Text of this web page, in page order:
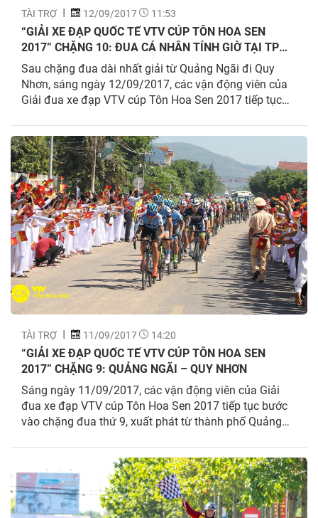
TÀI TRỢ 12/09/2017 11:53
“GIẢI XE ĐẠP QUỐC TẾ VTV CÚP TÔN HOA SEN
2017” CHẶNG 10: ĐUA CÁ NHÂN TÍNH GIỜ TẠI TP
QUY NHƠN THẦN TỐC PHÂN TRANH
Sau chặng đua dài nhất giải từ Quảng Ngãi đi Quy
Nhơn, sáng ngày 12/09/2017, các vận động viên của
Giải đua xe đạp VTV cúp Tôn Hoa Sen 2017 tiếp tục
giờ chạy dọc bờ biển thành phố Quy Nhơn từ đường
Xuân Diệu và kết thúc tại quảng trường Nguyễn Tất
Thành với độ dài 10km.
TÀI TRỢ 11/09/2017 14:20
“GIẢI XE ĐẠP QUỐC TẾ VTV CÚP TÔN HOA SEN
2017” CHẶNG 9: QUẢNG NGÃI – QUY NHƠN
Sáng ngày 11/09/2017, các vận động viên của Giải
đua xe đạp VTV cúp Tôn Hoa Sen 2017 tiếp tục bước
vào chặng đua thứ 9, xuất phát từ thành phố Quảng
170km. Đây cũng là chặng đua dài nhất của giải đua
xe đạp VTV cúp Tôn Hoa Sen năm nay.